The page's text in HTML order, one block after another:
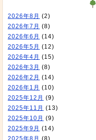
2026年8月 (2)
2026年7月 (8)
2026年6月 (14)
2026年5月 (12)
2026年4月 (15)
2026年3月 (8)
2026年2月 (14)
2026年1月 (10)
2025年12月 (9)
2025年11月 (13)
2025年10月 (9)
2025年9月 (14)
2025年8月 (8)